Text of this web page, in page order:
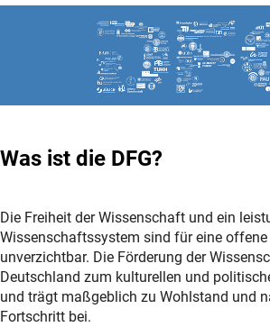
Was ist die DFG?
Die Freiheit der Wissenschaft und ein
Wissenschaftssystem sind für eine
unverzichtbar. Die Förderung der
Deutschland zum kulturellen und
und trägt maßgeblich zu Wohlstand und
Fortschritt bei.